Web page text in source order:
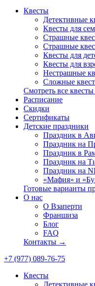
Квесты
Детективные
Квесты для
Страшные
Страшные
Квесты для
Квесты для
Нестрашные
Сложные
Смотреть все
Расписание
Скидки
Сертификаты
Детские праздники
Праздник в
Праздник на
Праздник в
Праздник на
Праздник на
«Мафия» и
Готовые варианты
О нас
О Взаперти
Франшиза
Блог
FAQ
Контакты →
+7 (977) 089-76-75
Квесты
Детективные